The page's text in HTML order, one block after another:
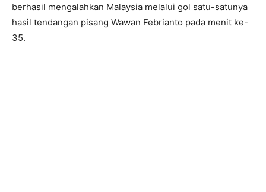
berhasil mengalahkan Malaysia melalui gol satu-satunya
hasil tendangan pisang Wawan Febrianto pada menit ke-
35.